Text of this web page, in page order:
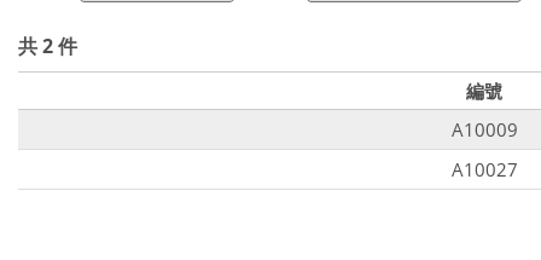
共 2 件
編號
A10009
A10027